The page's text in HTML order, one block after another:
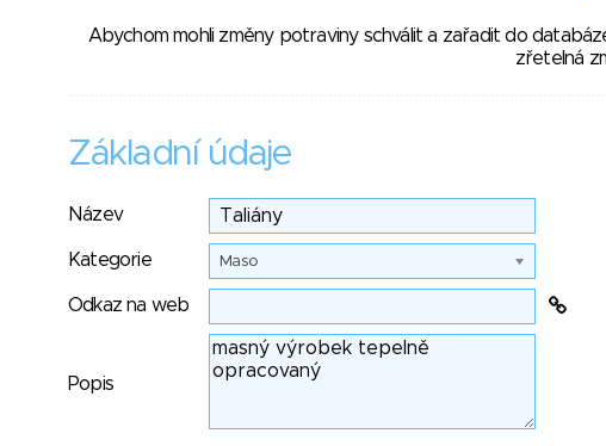
Abychom mohli změny potraviny schválit a zařadit do
zřetelná
Základní údaje
Název
Kategorie Maso
Odkaz na web
Popis